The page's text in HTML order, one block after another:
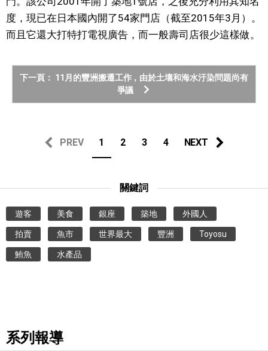
度，現已在日本國內開了54家門店（截至2015年3月）。
而且它還大打特打電視廣告，而一般壽司店很少這樣做。
下一頁： 11月的豐洲搬遷工作，由於土壤和海水汙染問題尚有
爭議
PREV 1 2 3 4 NEXT
關鍵詞
遊客 美食 銀座 築地 外國人
拍賣 魚市 世界最大 豐洲 Toyosu
鮪魚 水產品
系列報導